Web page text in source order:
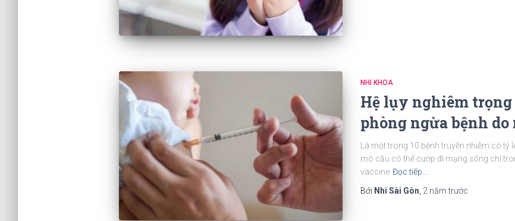
NHI KHOA
Hệ lụy nghiêm
phòng ngừa bệnh do
Là một trong 10 bệnh truyền nhiễm có tỷ
mô cầu có thể cướp đi mạng sống chỉ
vaccine Đọc tiếp…
Bởi Nhi Sài Gòn, 2 nămtrước